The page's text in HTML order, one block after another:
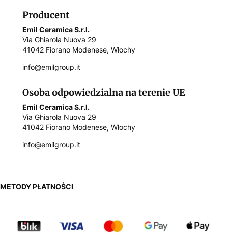
Producent
Emil Ceramica S.r.l.
Via Ghiarola Nuova 29
41042 Fiorano Modenese, Włochy
info@emilgroup.it
Osoba odpowiedzialna na terenie UE
Emil Ceramica S.r.l.
Via Ghiarola Nuova 29
41042 Fiorano Modenese, Włochy
info@emilgroup.it
METODY PŁATNOŚCI